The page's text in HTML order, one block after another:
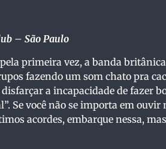
– São Paulo
primeira vez, a banda
fazendo um som chato pra
a incapacidade de fazer
Se você não se importa em
acordes, embarque nessa,